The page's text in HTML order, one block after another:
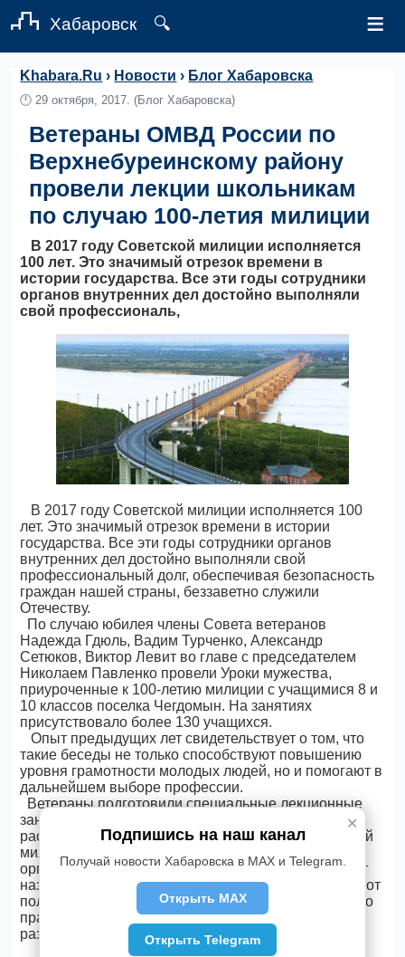
Хабаровск 🔍 ≡
Khabara.Ru › Новости › Блог Хабаровска
🕛29 октября, 2017. (Блог Хабаровска)
Ветераны ОМВД России по
Верхнебуреинскому району
провели лекции школьникам
по случаю 100-летия милиции
В 2017 году Советской милиции исполняется
100 лет. Это значимый отрезок времени в
истории государства. Все эти годы сотрудники
органов внутренних дел достойно выполняли
свой профессиональ,
В 2017 году Советской милиции исполняется 100
лет. Это значимый отрезок времени в истории
государства. Все эти годы сотрудники органов
внутренних дел достойно выполняли свой
профессиональный долг, обеспечивая безопасность
граждан нашей страны, беззаветно служили
Отечеству.
По случаю юбилея члены Совета ветеранов
Надежда Гдюль, Вадим Турченко, Александр
Сетюков, Виктор Левит во главе с председателем
Николаем Павленко провели Уроки мужества,
приуроченные к 100-летию милиции с учащимися 8 и
10 классов поселка Чегдомын. На занятиях
присутствовало более 130 учащихся.
Опыт предыдущих лет свидетельствует о том, что
такие беседы не только способствуют повышению
уровня грамотности молодых людей, но и помогают в
дальнейшем выборе профессии.
Ветераны подготовили специальные лекционные
занятия, где в доступной и познавательной форме
рассказали об особенностях становления советской
милиции и о том, как протекало создание новых
органов правопорядка, что несет в себе и отражает
название «советская милиция» и в чем ее отличие от
полиции. Кроме того, юным гражданам напомнили о
правилах поведения и мерах предупреждения
различных правонарушений.
✕
Подпишись на наш канал
Получай новости Хабаровска в MAX и Telegram.
Открыть MAX
Открыть Telegram